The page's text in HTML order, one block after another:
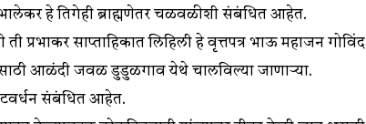
हे तिगेही ब्राह्मणेतर चळवळीशी संबंधित आहेत.
ती प्रभाकर साप्ताहिकात लिहिली हे वृत्तपत्र भाऊ महाजन
आळंदी जवळ डुडुळगाव येथे चालविल्या जाणाऱ्या.
संबंधित आहेत.